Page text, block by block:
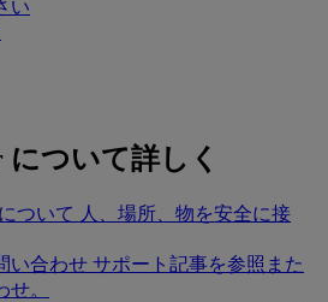
い
について詳しく
ついて 人、場所、物を安全に接
い合わせ サポート記事を参照また
。